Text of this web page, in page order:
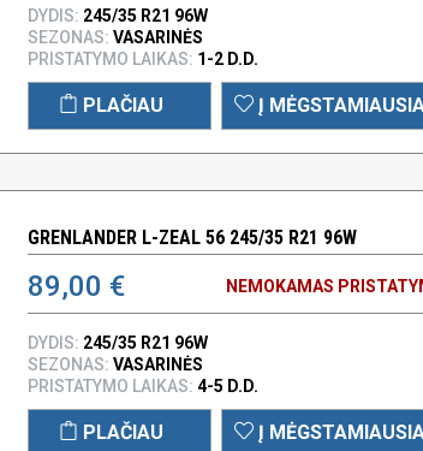
DYDIS: 245/35 R21 96W
SEZONAS: VASARINĖS
PRISTATYMO LAIKAS: 1-2 D.D.
PLAČIAU Į
GRENLANDER L-ZEAL 56 245/35 R21 96W
89,00 € NEMOKAMAS
DYDIS: 245/35 R21 96W
SEZONAS: VASARINĖS
PRISTATYMO LAIKAS: 4-5 D.D.
PLAČIAU Į